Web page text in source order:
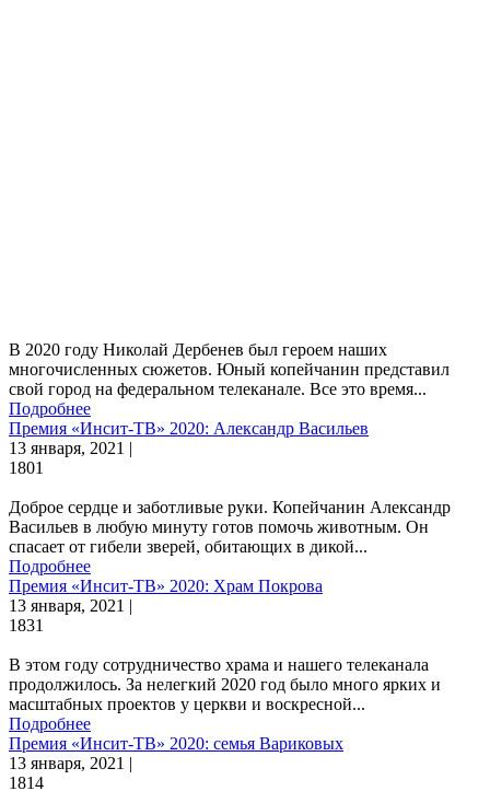
В 2020 году Николай Дербенев был героем наших
многочисленных сюжетов. Юный копейчанин представил
свой город на федеральном телеканале. Все это время...
Подробнее
Премия «Инсит-ТВ» 2020: Александр Васильев
13 января, 2021 |
1801
Доброе сердце и заботливые руки. Копейчанин Александр
Васильев в любую минуту готов помочь животным. Он
спасает от гибели зверей, обитающих в дикой...
Подробнее
Премия «Инсит-ТВ» 2020: Храм Покрова
13 января, 2021 |
1831
В этом году сотрудничество храма и нашего телеканала
продолжилось. За нелегкий 2020 год было много ярких и
масштабных проектов у церкви и воскресной...
Подробнее
Премия «Инсит-ТВ» 2020: семья Вариковых
13 января, 2021 |
1814